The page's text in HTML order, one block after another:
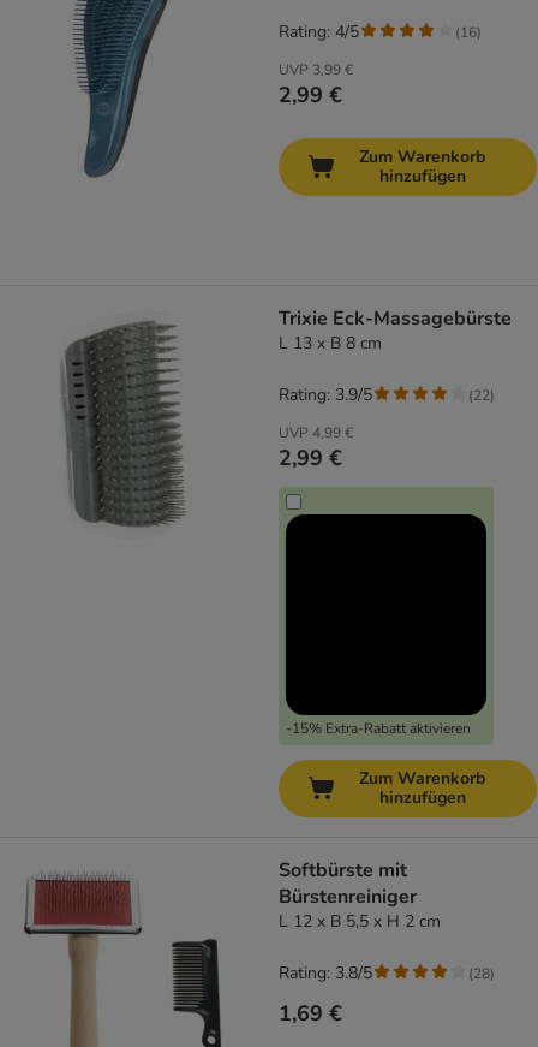
UVP 3,99 €
2,99 €
Rating: 4/5 (16)
Zum Warenkorb
hinzufügen
Trixie Eck-Massagebürste
L 13 x B 8 cm
UVP 4,99 €
2,99 €
-15% Extra-Rabatt aktivieren
Rating: 3.9/5 (22)
Zum Warenkorb
hinzufügen
Softbürste mit
Bürstenreiniger
L 12 x B 5,5 x H 2 cm
1,69 €
Rating: 3.8/5 (28)